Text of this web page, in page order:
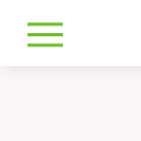
MENU